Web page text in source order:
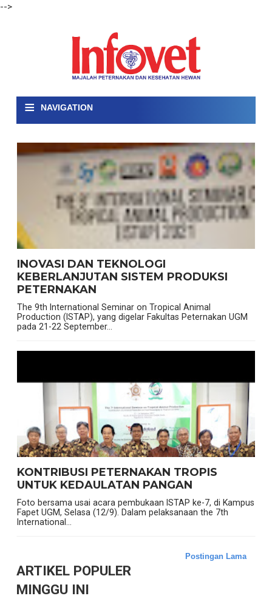
-->
≡ NAVIGATION
INOVASI DAN TEKNOLOGI
KEBERLANJUTAN SISTEM PRODUKSI
PETERNAKAN
The 9th International Seminar on Tropical Animal
Production (ISTAP), yang digelar Fakultas Peternakan UGM
pada 21-22 September...
KONTRIBUSI PETERNAKAN TROPIS
UNTUK KEDAULATAN PANGAN
Foto bersama usai acara pembukaan ISTAP ke-7, di Kampus
Fapet UGM, Selasa (12/9). Dalam pelaksanaan the 7th
International...
Postingan Lama
ARTIKEL POPULER
MINGGU INI